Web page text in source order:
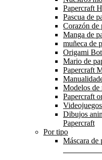
Papercraft
Pascua de
Corazón de
Manga de
muñeca de
Origami
Mario de
Papercraft
Modelos de
Papercraft
Dibujos
Papercraft
Por tipo
Máscara de